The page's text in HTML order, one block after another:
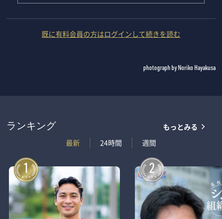
既に有料会員の方はログインして続きを読む
photograph by Noriko Hayakusa
ランキング
最新
24時間 週間
もっとみる
1 2